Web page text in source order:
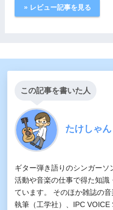
» レビュー記事を見る
この記事を書いた人
たけしゃん
ギター弾き語りのシンガーソ
活動や音楽の仕事で得た知識
ています。 そのほか雑誌の
執筆（工学社）、IPC VOICE